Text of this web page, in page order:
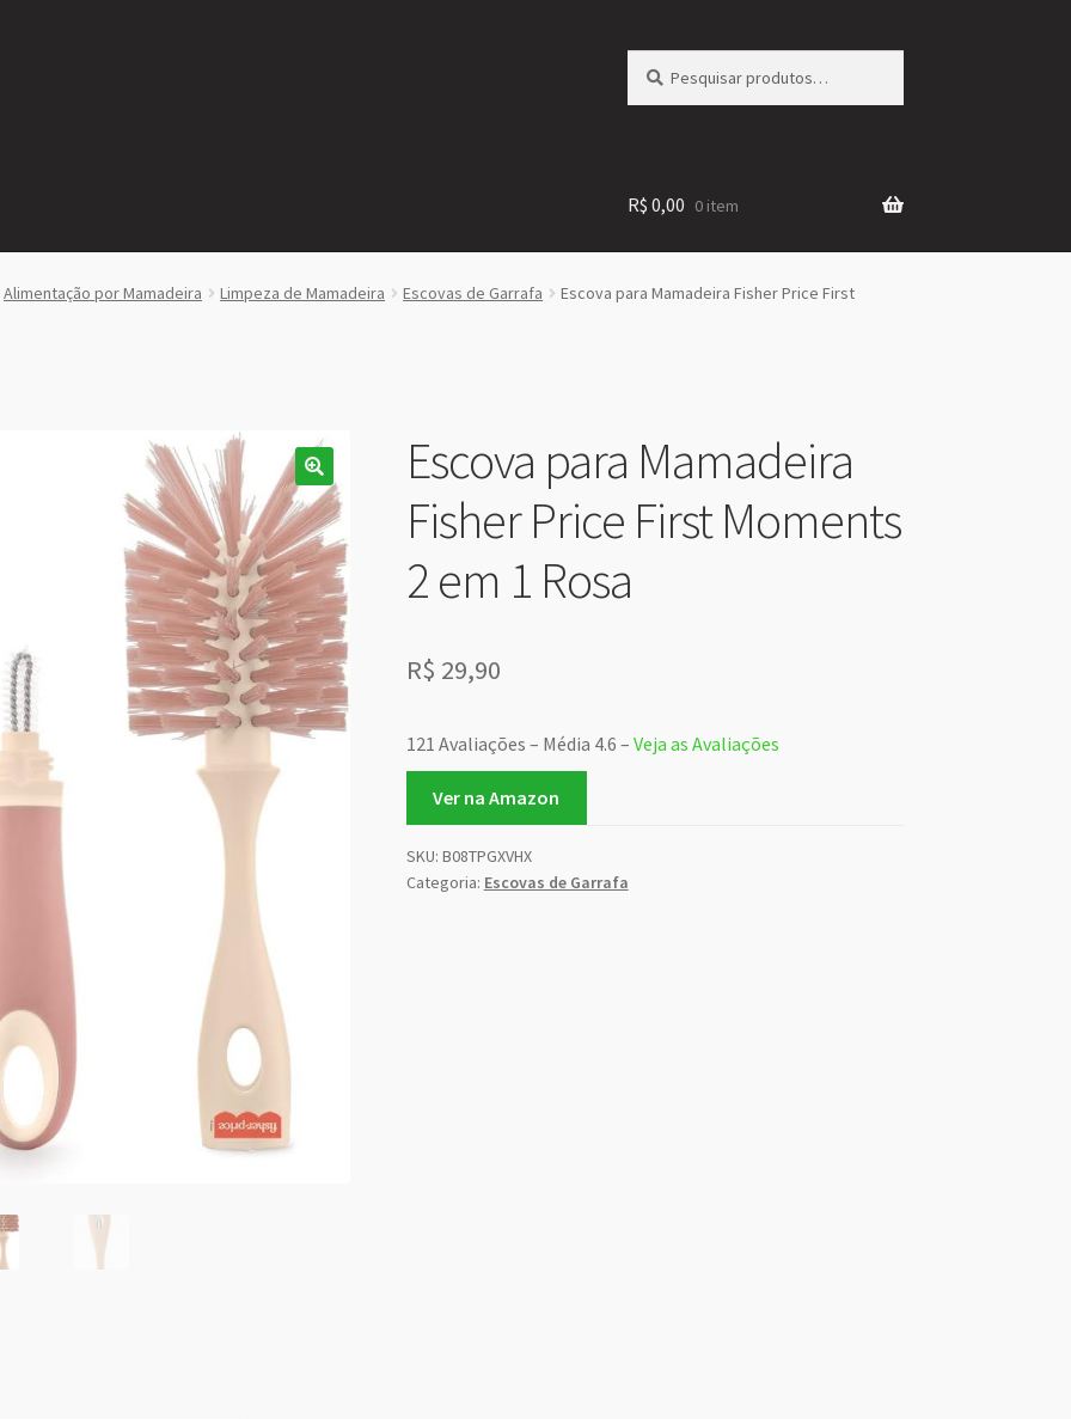
por:
R$ 0,00 0 item
Alimentação por Mamadeira Limpeza de Mamadeira Escovas de Garrafa Escova para Mamadeira Fisher Price First
Escova para Mamadeira
Fisher Price First Moments
2 em 1 Rosa
R$ 29,90
121 Avaliações – Média 4.6 – Veja as Avaliações
Ver na Amazon
SKU: B08TPGXVHX
Categoria: Escovas de Garrafa